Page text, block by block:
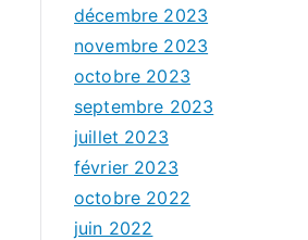
décembre 2023
novembre 2023
octobre 2023
septembre 2023
juillet 2023
février 2023
octobre 2022
juin 2022